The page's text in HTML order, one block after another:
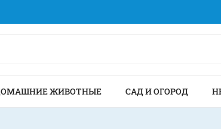
ЖИВОТНЫЕ САД И ОГОРОД